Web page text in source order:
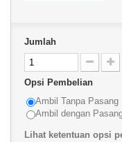
Jumlah
Opsi Pembelian
Ambil Tanpa Pasang
Ambil dengan
Lihat ketentuan opsi